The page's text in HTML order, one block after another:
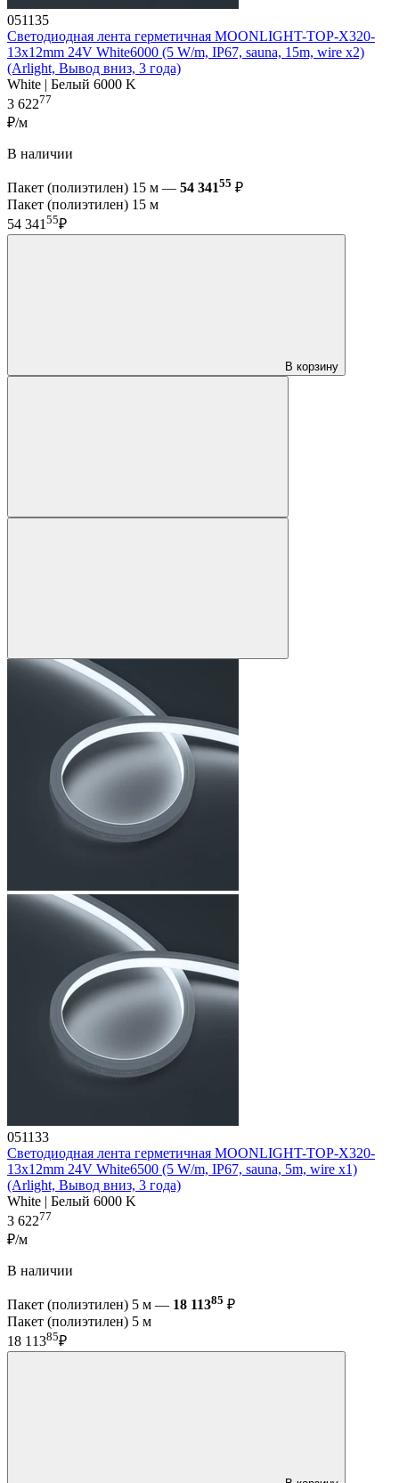
051135
Светодиодная лента герметичная MOONLIGHT-TOP-X320-
13x12mm 24V White6000 (5 W/m, IP67, sauna, 15m, wire x2)
(Arlight, Вывод вниз, 3 года)
White | Белый 6000 K
3 62277
₽/м
В наличии
Пакет (полиэтилен) 15 м — 54 34155 ₽
Пакет (полиэтилен) 15 м
54 34155₽
В корзину
051133
Светодиодная лента герметичная MOONLIGHT-TOP-X320-
13x12mm 24V White6500 (5 W/m, IP67, sauna, 5m, wire x1)
(Arlight, Вывод вниз, 3 года)
White | Белый 6000 K
3 62277
₽/м
В наличии
Пакет (полиэтилен) 5 м — 18 11385 ₽
Пакет (полиэтилен) 5 м
18 11385₽